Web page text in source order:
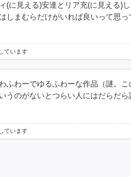
(に見える)安達とリア充(に見える)
しまむらだけがいれば良いって思っ
ています
ふわーでゆるふわーな作品（謎。
うのがないとつらい人にはだらだら
ています